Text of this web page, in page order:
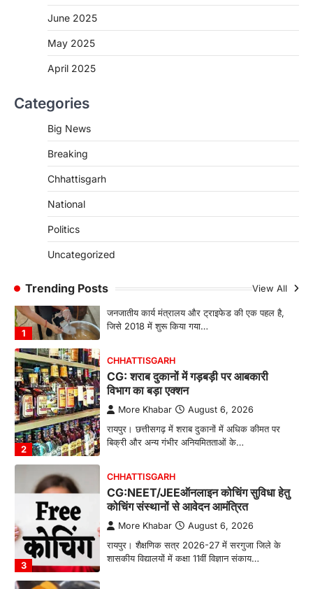
June 2025
May 2025
April 2025
Categories
Big News
Breaking
Chhattisgarh
National
Politics
Uncategorized
Trending Posts View All
कोचिंग संस्थानों से आवेदन आमंत्रित
CHHATTISGARH
More Khabar August 6, 2026
1
CHHATTISGARH
More Khabar August 6, 2026
जनजातीय कार्य मंत्रालय और ट्राइफेड की एक पहल है,
जिसे 2018 में शुरू किया गया…
2
CHHATTISGARH
CG: शराब दुकानों में गड़बड़ी पर आबकारी
विभाग का बड़ा एक्शन
More Khabar August 6, 2026
रायपुर। छत्तीसगढ़ में शराब दुकानों में अधिक कीमत पर
बिक्री और अन्य गंभीर अनियमितताओं के…
3
CHHATTISGARH
CG:NEET/JEEऑनलाइन कोचिंग सुविधा हेतु
कोचिंग संस्थानों से आवेदन आमंत्रित
More Khabar August 6, 2026
रायपुर। शैक्षणिक सत्र 2026-27 में सरगुजा जिले के
शासकीय विद्यालयों में कक्षा 11वीं विज्ञान संकाय…